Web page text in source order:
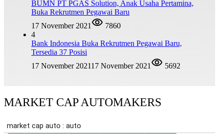
BUMN PT PGAS Solution, Anak Usaha Pertamina,
Buka Rekrutmen Pegawai Baru
17 November 2021
7860
4
Bank Indonesia Buka Rekrutmen Pegawai Baru,
Tersedia 37 Posisi
17 November 202117 November 2021 5692
MARKET CAP AUTOMAKERS